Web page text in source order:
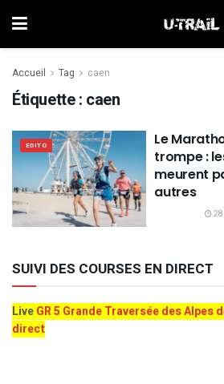
Accueil Tag caen
Étiquette : caen
EDITO
Le
trompe :
meurent
autres
SUIVI DES COURSES EN DIRECT
LiveGR 5 Grande Traversée des Alpes
direct